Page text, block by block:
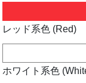
レッド系色 (Red)
ホワイト系色